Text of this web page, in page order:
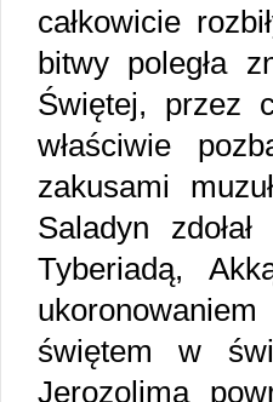
całkowicie
bitwy poległa
Świętej, przez
właściwie
zakusami
Saladyn
Tyberiadą,
świętem w
Jerozolima